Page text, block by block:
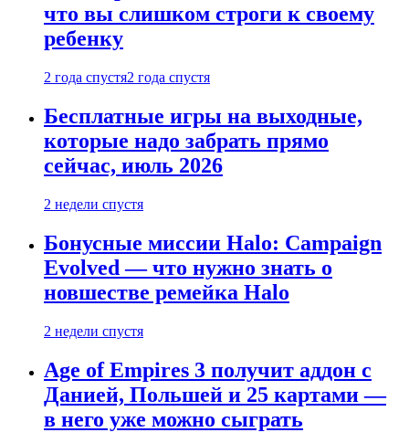
что вы слишком строги к своему
ребенку
2 года спустя2 года спустя
Бесплатные игры на выходные,
которые надо забрать прямо
сейчас, июль 2026
2 недели спустя
Бонусные миссии Halo: Campaign
Evolved — что нужно знать о
новшестве ремейка Halo
2 недели спустя
Age of Empires 3 получит аддон с
Данией, Польшей и 25 картами —
в него уже можно сыграть